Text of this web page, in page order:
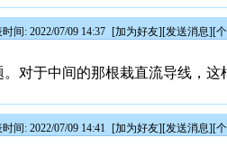
间: 2022/07/09 14:37 [加为好友][发送消息][
对于中间的那根栽直流导线，这
间: 2022/07/09 14:41 [加为好友][发送消息][